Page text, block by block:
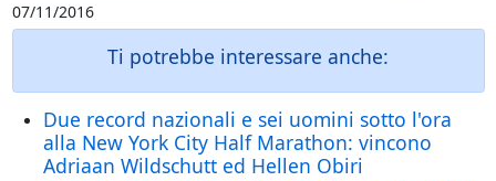
07/11/2016
Ti potrebbe interessare anche:
Due record nazionali e sei uomini sotto l'ora
alla New York City Half Marathon: vincono
Adriaan Wildschutt ed Hellen Obiri